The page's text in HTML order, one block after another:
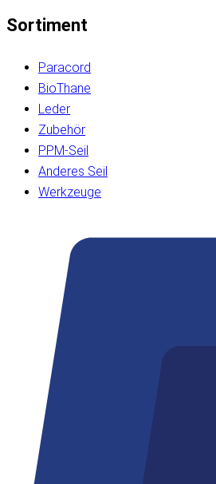
Sortiment
Paracord
BioThane
Leder
Zubehör
PPM-Seil
Anderes Seil
Werkzeuge